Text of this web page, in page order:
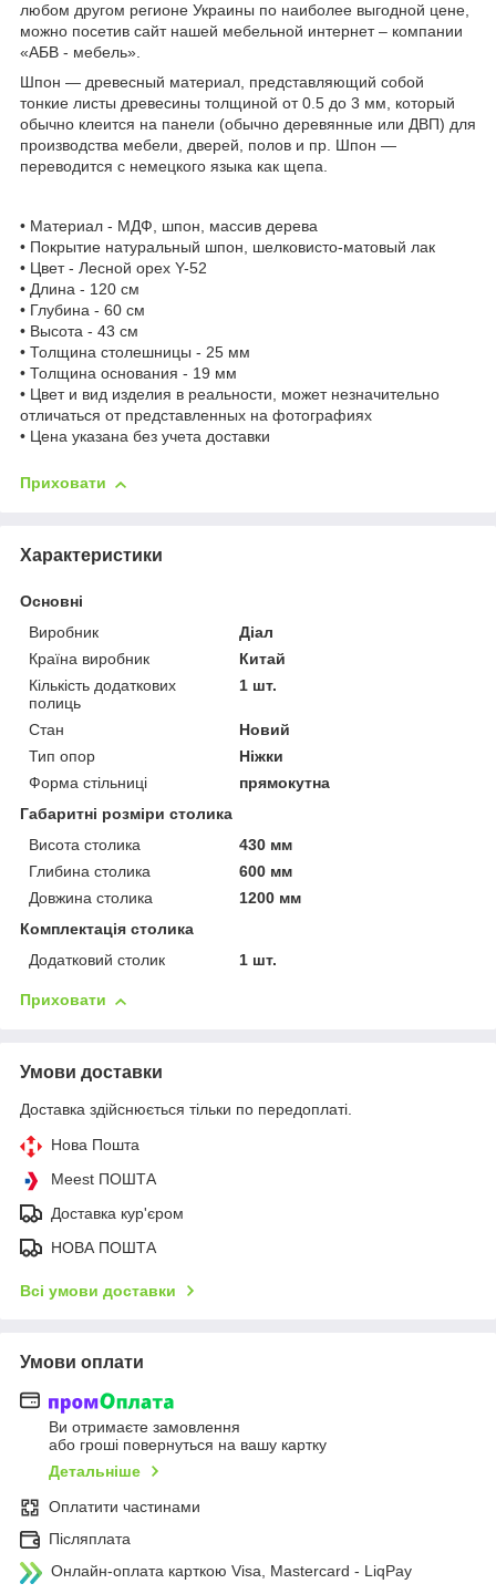
любом другом регионе Украины по наиболее выгодной цене,
можно посетив сайт нашей мебельной интернет – компании
«АБВ - мебель».
Шпон — древесный материал, представляющий собой
тонкие листы древесины толщиной от 0.5 до 3 мм, который
обычно клеится на панели (обычно деревянные или ДВП) для
производства мебели, дверей, полов и пр. Шпон —
переводится с немецкого языка как щепа.
• Материал - МДФ, шпон, массив дерева
• Покрытие натуральный шпон, шелковисто-матовый лак
• Цвет - Лесной орех Y-52
• Длина - 120 см
• Глубина - 60 см
• Высота - 43 см
• Толщина столешницы - 25 мм
• Толщина основания - 19 мм
• Цвет и вид изделия в реальности, может незначительно
отличаться от представленных на фотографиях
• Цена указана без учета доставки
Приховати
Характеристики
Основні
Виробник
Діал
Країна виробник
Китай
Кількість додаткових
полиць
1 шт.
Стан
Новий
Тип опор
Ніжки
Форма стільниці
прямокутна
Габаритні розміри столика
Висота столика
430 мм
Глибина столика
600 мм
Довжина столика
1200 мм
Комплектація столика
Додатковий столик
1 шт.
Приховати
Умови доставки
Доставка здійснюється тільки по передоплаті.
Нова Пошта
Meest ПОШТА
Доставка кур'єром
НОВА ПОШТА
Всі умови доставки
Умови оплати
Ви отримаєте замовлення
або гроші повернуться на вашу картку
Детальніше
Оплатити частинами
Післяплата
Онлайн-оплата карткою Visa, Mastercard - LiqPay